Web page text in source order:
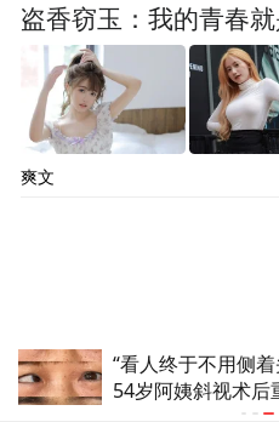
“看人终于不用侧
54岁阿姨斜视术后
盗香窃玉：我的青春
爽文